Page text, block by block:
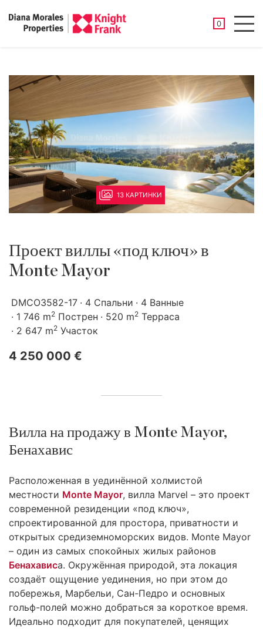
0
13 КАРТИНКИ
Проект виллы «под ключ» в
Monte Mayor
DMCO3582-17 4 Спальни
4 Ванные
1 746 m2 Пострен 520 m2 Терраса
2 647 m2 Участок
4 250 000 €
Вилла на продажу в Monte Mayor,
Бенахавис
Расположенная в уединённой холмистой
местности Monte Mayor, вилла Marvel – это проект
современной резиденции «под ключ»,
спроектированной для простора, приватности и
открытых средиземноморских видов. Monte Mayor
– один из самых спокойных жилых районов
Бенахависа. Окружённая природой, эта локация
создаёт ощущение уединения, но при этом до
побережья, Марбельи, Сан-Педро и основных
гольф-полей можно добраться за короткое время.
Идеально подходит для покупателей, ценящих